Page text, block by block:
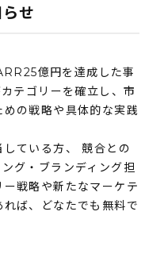
せ
億円を達成した事
テゴリーを確立し、市
の戦略や具体的な実践
ている方、 競合との
グ・ブランディング担
戦略や新たなマーケテ
ば、どなたでも無料で